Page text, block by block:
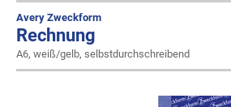
Avery Zweckform
Rechnung
A6, weiß/gelb, selbstdurchschreibend